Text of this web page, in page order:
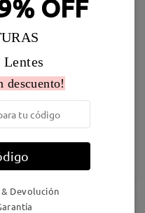
Stella19
32% OFF
OFF
descuento!
Devolución